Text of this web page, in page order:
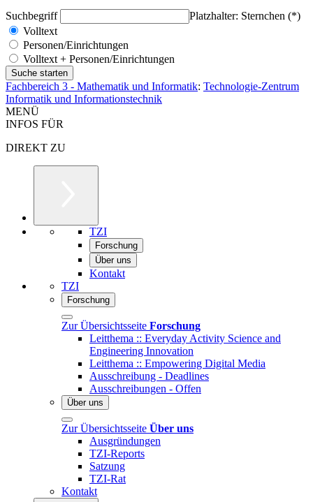
Suchbegriff
Platzhalter: Sternchen (*)
Volltext
Personen/Einrichtungen
Volltext + Personen/Einrichtungen
Fachbereich 3 - Mathematik und Informatik: Technologie-Zentrum
Informatik und Informationstechnik
MENÜ
INFOS FÜR
DIREKT ZU
TZI
Forschung
Über uns
Kontakt
TZI
Forschung
Zur Übersichtsseite Forschung
Leitthema :: Everyday Activity Science and
Engineering Innovation
Leitthema :: Empowering Digital Media
Ausschreibung - Deadlines
Ausschreibungen - Offen
Über uns
Zur Übersichtsseite Über uns
Ausgründungen
TZI-Reports
Satzung
TZI-Rat
Kontakt